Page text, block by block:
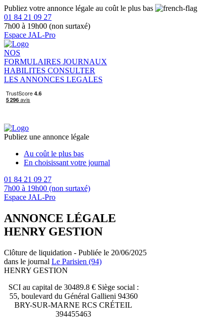
Publiez votre annonce légale au coût le plus bas
01 84 21 09 27
7h00 à 19h00 (non surtaxé)
Espace JAL-Pro
NOS
FORMULAIRES JOURNAUX
HABILITES CONSULTER
LES ANNONCES LEGALES
Publiez une annonce légale
Au coût le plus bas
En choisissant votre journal
01 84 21 09 27
7h00 à 19h00 (non surtaxé)
Espace JAL-Pro
ANNONCE LÉGALE
HENRY GESTION
Clôture de liquidation - Publiée le 20/06/2025
dans le journal Le Parisien (94)
HENRY GESTION
SCI au capital de 30489.8 € Siège social :
55, boulevard du Général Gallieni 94360
BRY-SUR-MARNE RCS CRÉTEIL
394455463